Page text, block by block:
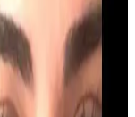
kişiler için alerji
güvenli makyaj
tercih
Doğal ve